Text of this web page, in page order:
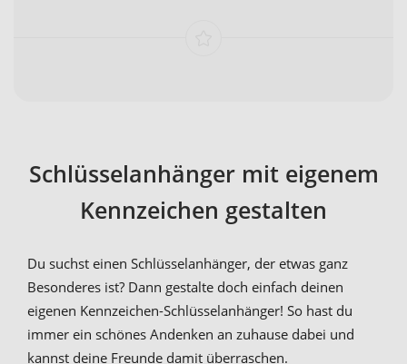
Schlüsselanhänger mit eigenem
Kennzeichen gestalten
Du suchst einen Schlüsselanhänger, der etwas ganz
Besonderes ist? Dann gestalte doch einfach deinen
eigenen Kennzeichen-Schlüsselanhänger! So hast du
immer ein schönes Andenken an zuhause dabei und
kannst deine Freunde damit überraschen.